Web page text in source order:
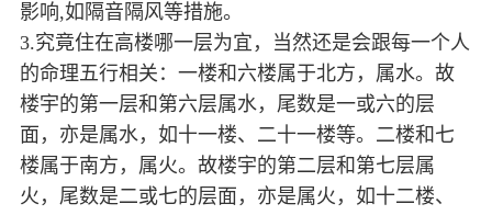
影响,如隔音隔风等措施。
3.究竟住在高楼哪一层为宜，当然还是会跟每一个人
的命理五行相关：一楼和六楼属于北方，属水。故
楼宇的第一层和第六层属水，尾数是一或六的层
面，亦是属水，如十一楼、二十一楼等。二楼和七
楼属于南方，属火。故楼宇的第二层和第七层属
火，尾数是二或七的层面，亦是属火，如十二楼、